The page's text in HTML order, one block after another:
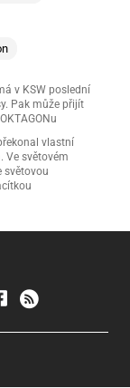
v KSW poslední
Pak může přijít
vlastní
Ve světovém
světovou